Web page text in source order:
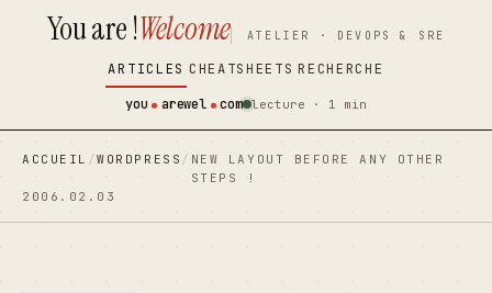
contenu
principal
contenu
principal
You are !Welcome ATELIER · DEVOPS & SRE
ARTICLES CHEATSHEETS RECHERCHE
you
arewel com lecture · 1 min
ACCUEIL /WORDPRESS / NEW LAYOUT BEFORE ANY OTHER
STEPS !
2006.02.03